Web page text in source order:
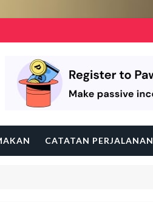
CATATAN PERJALANAN